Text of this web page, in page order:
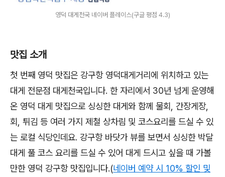
영덕 대게천국 네이버 플레이스(구글 평점 4.3)
맛집 소개
첫 번째 영덕 맛집은 강구항 영덕대게거리에 위치하고 있는
대게 전문점 대게천국입니다. 한 자리에서 30년 넘게 운영해
온 영덕 대게 맛집으로 싱싱한 대게와 함께 물회, 간장게장,
회, 튀김 등 여러 가지 제철 상차림 및 코스요리를 드실 수 있
는 로컬 식당인데요. 강구항 바닷가 뷰를 보면서 싱싱한 박달
대게 풀 코스 요리를 드실 수 있어 대게 드시고 싶을 때 가볼
만한 영덕 강구항 맛집입니다.(네이버 예약 시 10% 할인 및